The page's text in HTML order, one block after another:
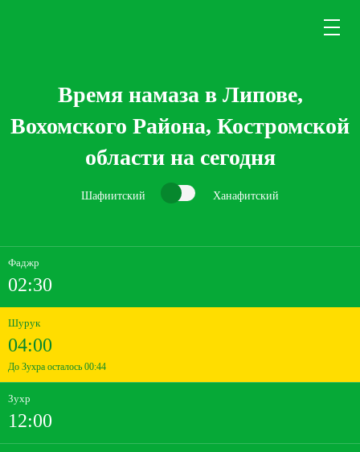
Время намаза в Липове,
Вохомского Района, Костромской
области на сегодня
Шафиитский Ханафитский
Фаджр
02:30
Шурук
04:00
До Зухра осталось 00:44
Зухр
12:00